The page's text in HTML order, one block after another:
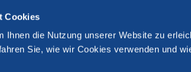
Cookies
Ihnen die Nutzung unserer Website zu
Sie, wie wir Cookies verwenden und